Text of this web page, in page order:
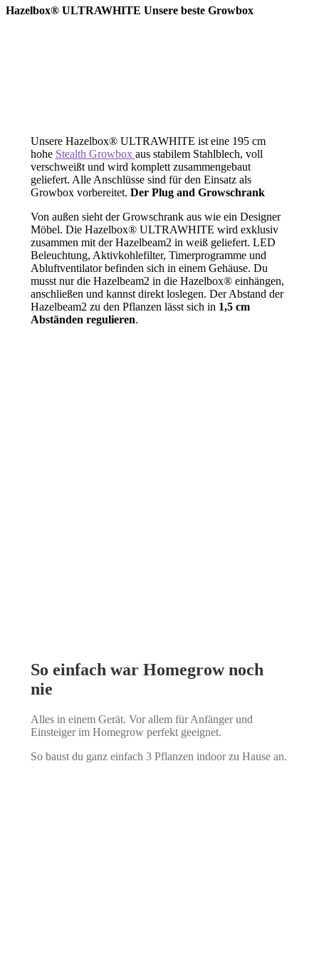
Hazelbox® ULTRAWHITE Unsere beste Growbox
Unsere Hazelbox® ULTRAWHITE ist eine 195 cm
hohe Stealth Growbox aus stabilem Stahlblech, voll
verschweißt und wird komplett zusammengebaut
geliefert. Alle Anschlüsse sind für den Einsatz als
Growbox vorbereitet. Der Plug and Growschrank
Von außen sieht der Growschrank aus wie ein Designer
Möbel. Die Hazelbox® ULTRAWHITE wird exklusiv
zusammen mit der Hazelbeam2 in weiß geliefert. LED
Beleuchtung, Aktivkohlefilter, Timerprogramme und
Abluftventilator befinden sich in einem Gehäuse. Du
musst nur die Hazelbeam2 in die Hazelbox® einhängen,
anschließen und kannst direkt loslegen. Der Abstand der
Hazelbeam2 zu den Pflanzen lässt sich in 1,5 cm
Abständen regulieren.
So einfach war Homegrow noch
nie
Alles in einem Gerät. Vor allem für Anfänger und
Einsteiger im Homegrow perfekt geeignet.
So baust du ganz einfach 3 Pflanzen indoor zu Hause an.